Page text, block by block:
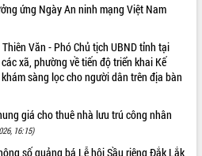
ứng Ngày An ninh mạng Việt Nam
Văn - Phó Chủ tịch UBND tỉnh tại
xã, phường về tiến độ triển khai Kế
sàng lọc cho người dân trên địa bàn
giá cho thuê nhà lưu trú công nhân
16:15)
số quảng bá Lễ hội Sầu riêng Đắk Lắk